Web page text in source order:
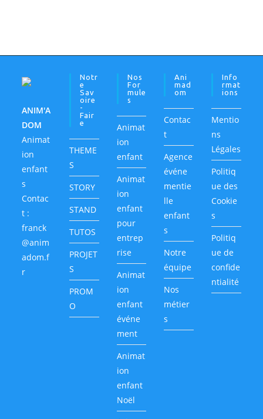
ANIM'A
DOM
Animat
ion
enfant
s
Contac
t :
franck
@anim
adom.f
r
Notr
E
Sav
Oire
-
Fair
E
THEME
S
STORY
STAND
TUTOS
PROJET
S
PROM
O
Nos
For
Mule
S
Animat
ion
enfant
Animat
ion
enfant
pour
entrep
rise
Animat
ion
enfant
événe
ment
Animat
ion
enfant
Noël
Ani
Mad
Om
Contac
t
Agence
événe
mentie
lle
enfant
s
Notre
équipe
Nos
métier
s
Info
Rmat
Ions
Mentio
ns
Légales
Politiq
ue des
Cookie
s
Politiq
ue de
confide
ntialité